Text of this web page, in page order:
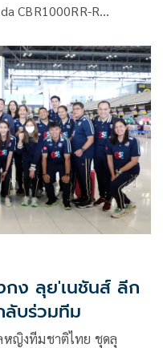
CBR1000RR-R
อเชีย ซูเปอร์ไบค์ 1000
เก็บประสบการณ์ทำผล
“ซูเปอร์สปอร์ต 600 ซีซี”
Racing
ที่ 1 ที่ โมบิลิตี้ รีสอร์ท โม
ถุนายน ที่ผ่านมา
ง ลุย'เนชันส์ ลีก
บร่วมทีม
หญิงทีมชาติไทย ชุดลุ